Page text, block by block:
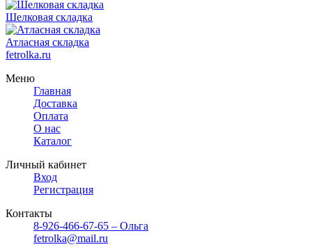
Шелковая складка
Атласная складка
fetrolka.ru
Меню
Главная
Доставка
Оплата
О нас
Каталог
Личный кабинет
Вход
Регистрация
Контакты
8-926-466-67-65 – Ольга
fetrolka@mail.ru